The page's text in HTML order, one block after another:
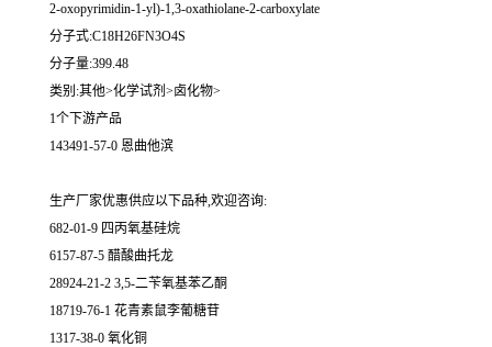
2-oxopyrimidin-1-yl)-1,3-oxathiolane-2-carboxylate
分子式:C18H26FN3O4S
分子量:399.48
类别:其他>化学试剂>卤化物>
1个下游产品
143491-57-0 恩曲他滨
生产厂家优惠供应以下品种,欢迎咨询:
682-01-9 四丙氧基硅烷
6157-87-5 醋酸曲托龙
28924-21-2 3,5-二苄氧基苯乙酮
18719-76-1 花青素鼠李葡糖苷
1317-38-0 氧化铜